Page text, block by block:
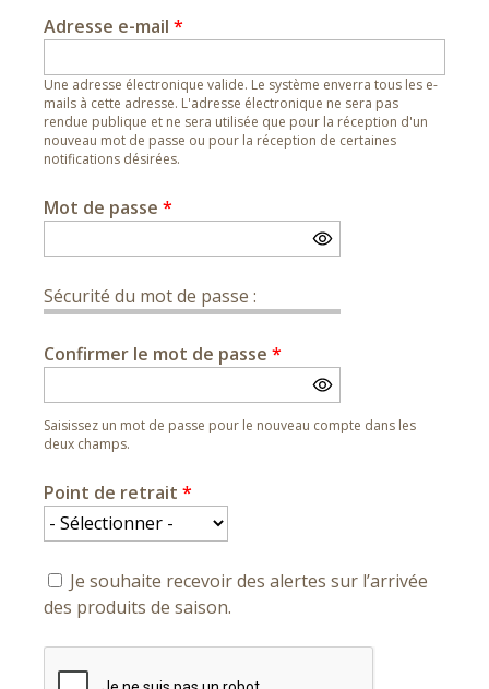
Adresse e-mail *
Une adresse électronique valide. Le système enverra tous les e-
mails à cette adresse. L'adresse électronique ne sera pas
rendue publique et ne sera utilisée que pour la réception d'un
nouveau mot de passe ou pour la réception de certaines
notifications désirées.
Mot de passe *
Sécurité du mot de passe :
Confirmer le mot de passe *
Saisissez un mot de passe pour le nouveau compte dans les
deux champs.
Point de retrait *
Je souhaite recevoir des alertes sur l’arrivée
des produits de saison.